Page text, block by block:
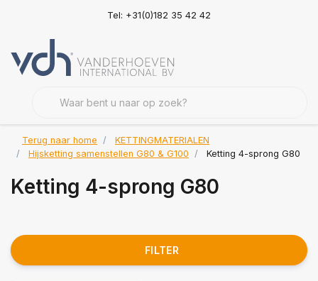
Tel: +31(0)182 35 42 42
Terug naar home
KETTINGMATERIALEN
Hijsketting samenstellen G80 & G100
Ketting 4-sprong G80
Ketting 4-sprong G80
FILTER